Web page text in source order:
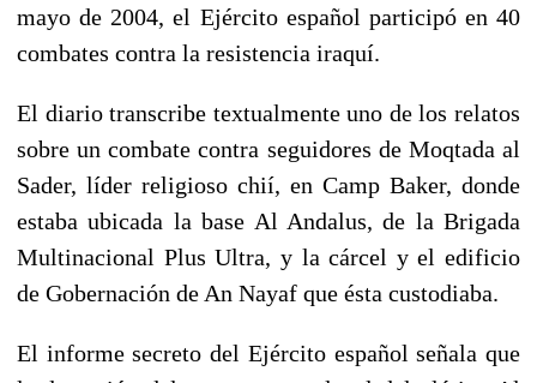
mayo de 2004, el Ejército español participó en 40
combates contra la resistencia iraquí.
El diario transcribe textualmente uno de los relatos
sobre un combate contra seguidores de Moqtada al
Sader, líder religioso chií, en Camp Baker, donde
estaba ubicada la base Al Andalus, de la Brigada
Multinacional Plus Ultra, y la cárcel y el edificio
de Gobernación de An Nayaf que ésta custodiaba.
El informe secreto del Ejército español señala que